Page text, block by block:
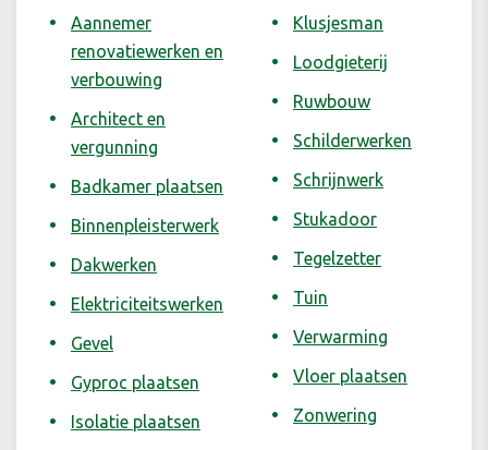
Aannemer
renovatiewerken en
verbouwing
Architect en
vergunning
Badkamer plaatsen
Binnenpleisterwerk
Dakwerken
Elektriciteitswerken
Gevel
Gyproc plaatsen
Isolatie plaatsen
Klusjesman
Loodgieterij
Ruwbouw
Schilderwerken
Schrijnwerk
Stukadoor
Tegelzetter
Tuin
Verwarming
Vloer plaatsen
Zonwering